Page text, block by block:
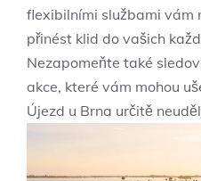
flexibilními službami vám
přinést klid do vašich
Nezapomeňte také
akce, které vám mohou
Újezd u Brna určitě